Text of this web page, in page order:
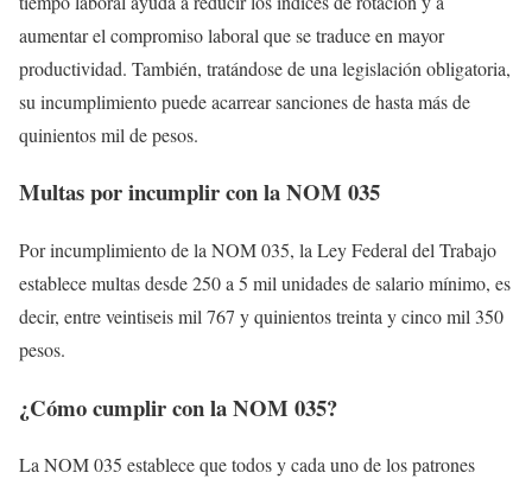
aumentar el compromiso laboral que se traduce en mayor
productividad. También, tratándose de una legislación obligatoria,
su incumplimiento puede acarrear sanciones de hasta más de
quinientos mil de pesos.
Multas por incumplir con la NOM 035
Por incumplimiento de la NOM 035, la Ley Federal del Trabajo
establece multas desde 250 a 5 mil unidades de salario mínimo, es
decir, entre veintiseis mil 767 y quinientos treinta y cinco mil 350
pesos.
¿Cómo cumplir con la NOM 035?
La NOM 035 establece que todos y cada uno de los patrones